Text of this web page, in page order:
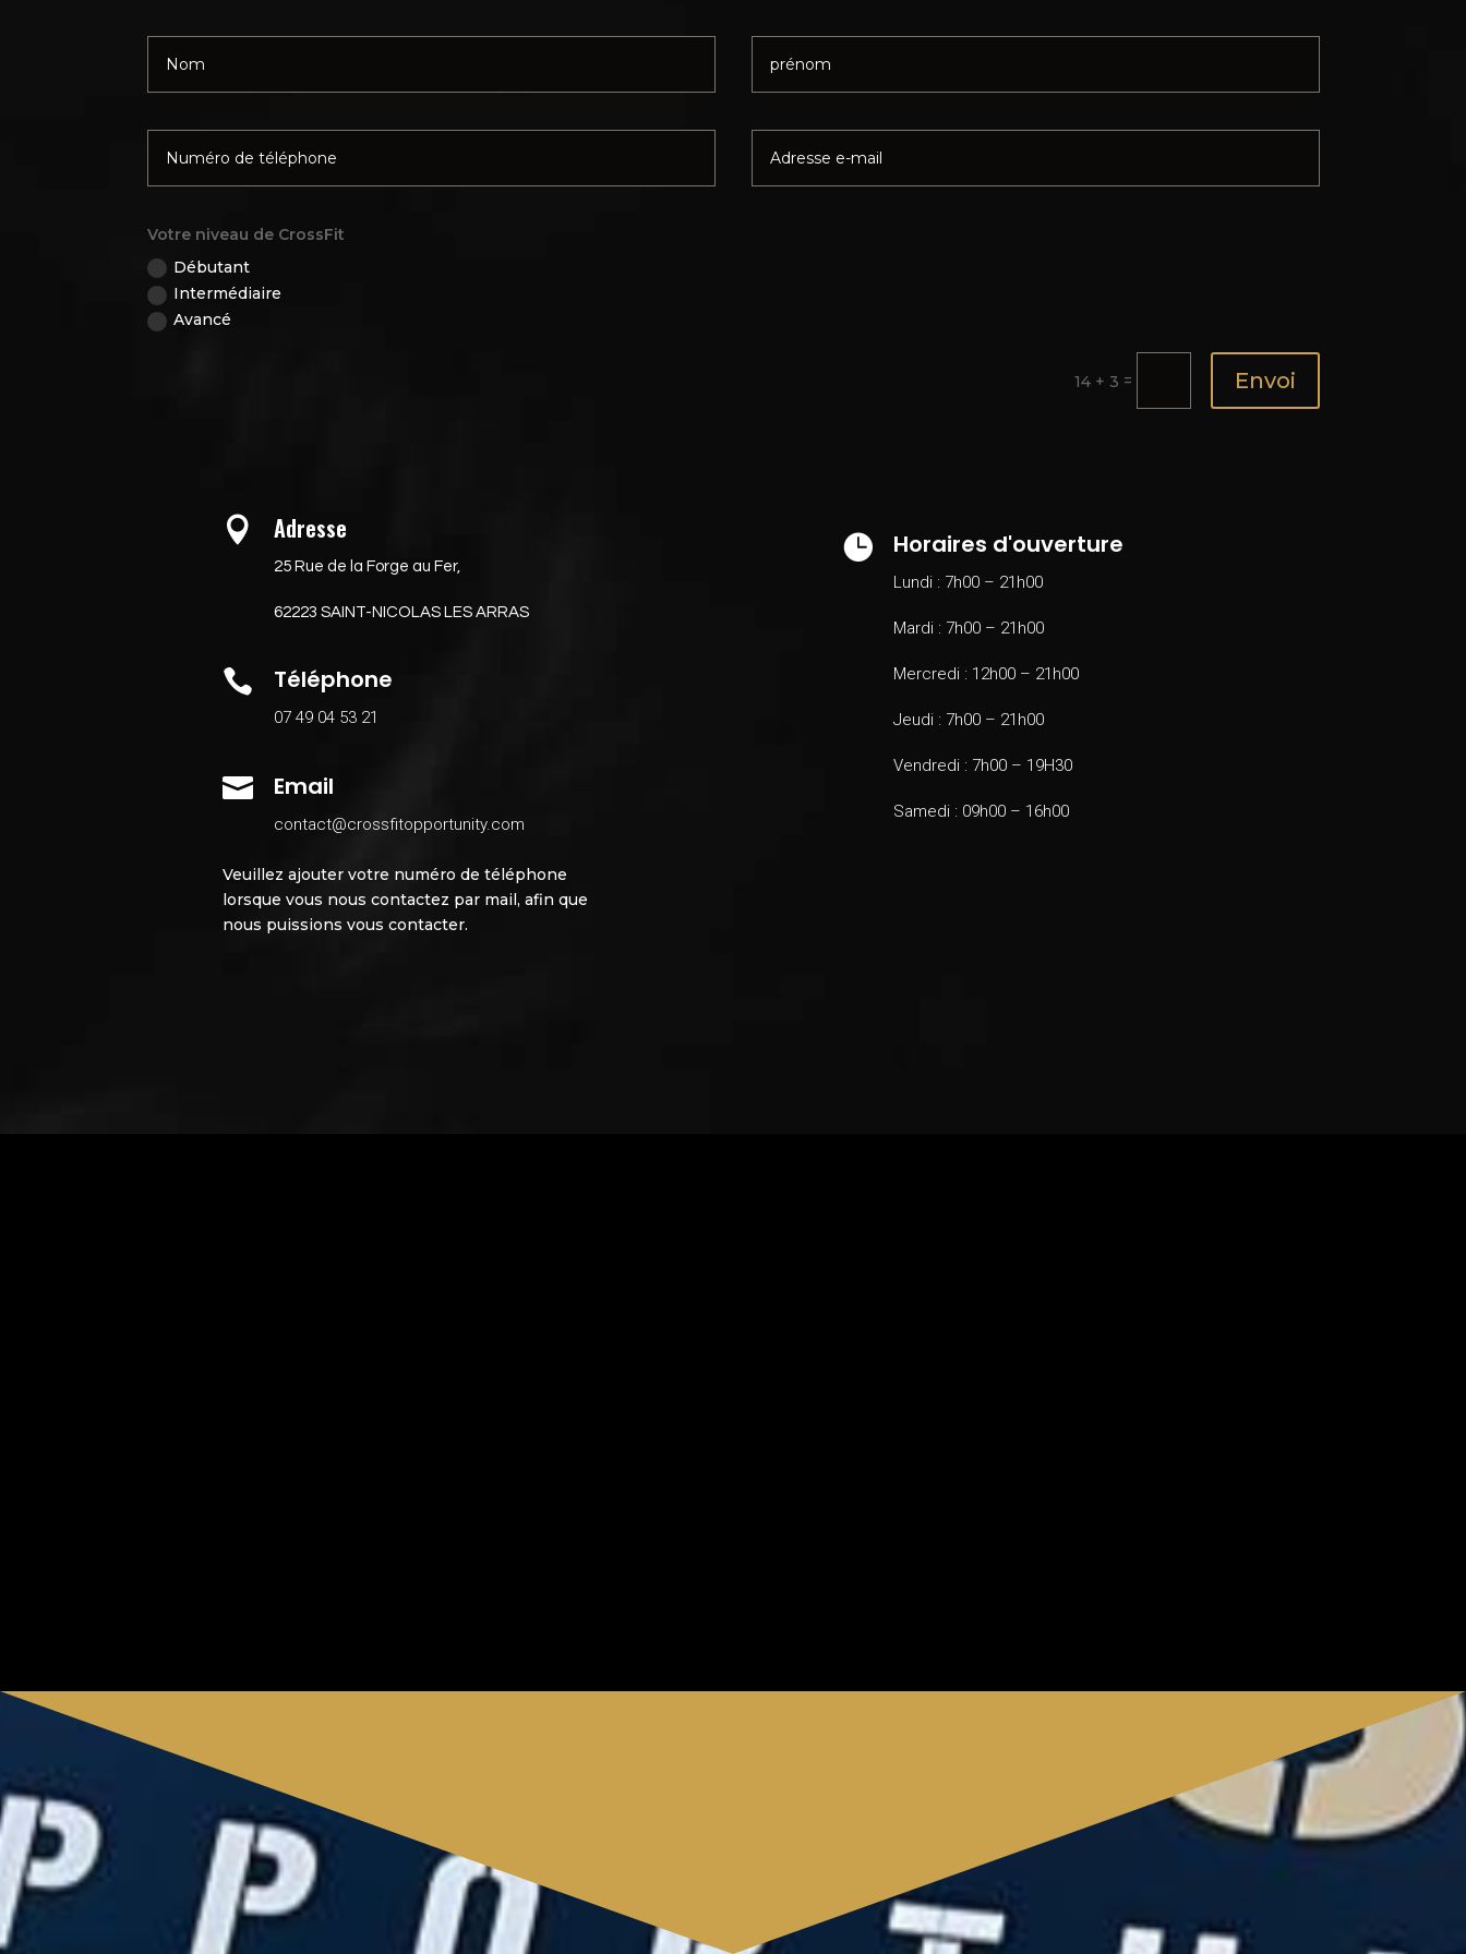
Votre niveau de CrossFit
Débutant
Intermédiaire
Avancé
14 + 3 = Envoi
 Adresse
25 Rue de la Forge au Fer,
62223 SAINT-NICOLAS LES ARRAS
 Téléphone
07 49 04 53 21
 Email
contact@crossfitopportunity.com
Veuillez ajouter votre numéro de téléphone
lorsque vous nous contactez par mail, afin que
nous puissions vous contacter.
 Horaires d'ouverture
Lundi : 7h00 – 21h00
Mardi : 7h00 – 21h00
Mercredi : 12h00 – 21h00
Jeudi : 7h00 – 21h00
Vendredi : 7h00 – 19H30
Samedi : 09h00 – 16h00